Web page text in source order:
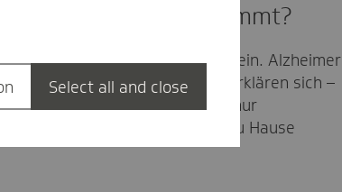
was da auf sie zukommt?
– sie sollte aber gut überlegt sein. Alzheimer
spielen eine Rolle. Oft erklären sich –
auch, weil sie zuvor „nur
die schwierige Situation zu Hause
Select all and close